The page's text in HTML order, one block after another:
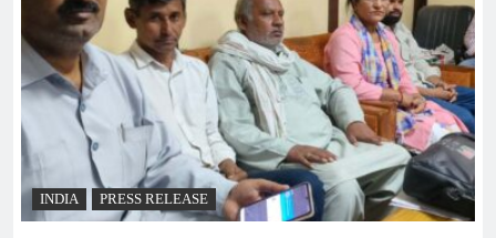
INDIA PRESS RELEASE